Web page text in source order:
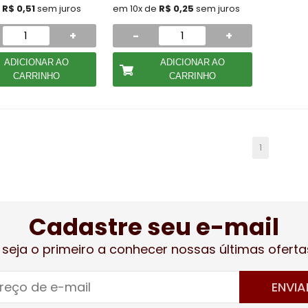
R$ 0,51sem juros
+
ADICIONAR AO
CARRINHO
em 10x de R$ 0,25 sem juros
- +
ADICIONAR AO
CARRINHO
1
Cadastre seu e-mail
seja o primeiro a conhecer nossas últimas